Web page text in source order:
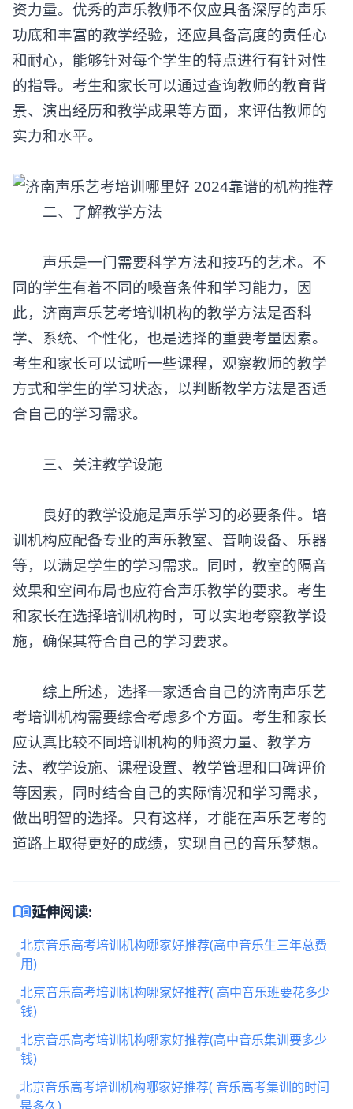
资力量。优秀的声乐教师不仅应具备深厚的声乐
功底和丰富的教学经验，还应具备高度的责任心
和耐心，能够针对每个学生的特点进行有针对性
的指导。考生和家长可以通过查询教师的教育背
景、演出经历和教学成果等方面，来评估教师的
实力和水平。
二、了解教学方法
声乐是一门需要科学方法和技巧的艺术。不
同的学生有着不同的嗓音条件和学习能力，因
此，济南声乐艺考培训机构的教学方法是否科
学、系统、个性化，也是选择的重要考量因素。
考生和家长可以试听一些课程，观察教师的教学
方式和学生的学习状态，以判断教学方法是否适
合自己的学习需求。
三、关注教学设施
良好的教学设施是声乐学习的必要条件。培
训机构应配备专业的声乐教室、音响设备、乐器
等，以满足学生的学习需求。同时，教室的隔音
效果和空间布局也应符合声乐教学的要求。考生
和家长在选择培训机构时，可以实地考察教学设
施，确保其符合自己的学习要求。
综上所述，选择一家适合自己的济南声乐艺
考培训机构需要综合考虑多个方面。考生和家长
应认真比较不同培训机构的师资力量、教学方
法、教学设施、课程设置、教学管理和口碑评价
等因素，同时结合自己的实际情况和学习需求，
做出明智的选择。只有这样，才能在声乐艺考的
道路上取得更好的成绩，实现自己的音乐梦想。
menu_book延伸阅读:
北京音乐高考培训机构哪家好推荐(高中音乐生三年总费
用)
北京音乐高考培训机构哪家好推荐( 高中音乐班要花多少
钱)
北京音乐高考培训机构哪家好推荐(高中音乐集训要多少
钱)
北京音乐高考培训机构哪家好推荐( 音乐高考集训的时间